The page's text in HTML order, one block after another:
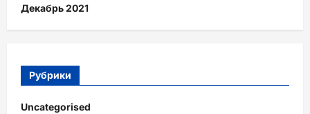
Декабрь 2021
Рубрики
Uncategorised